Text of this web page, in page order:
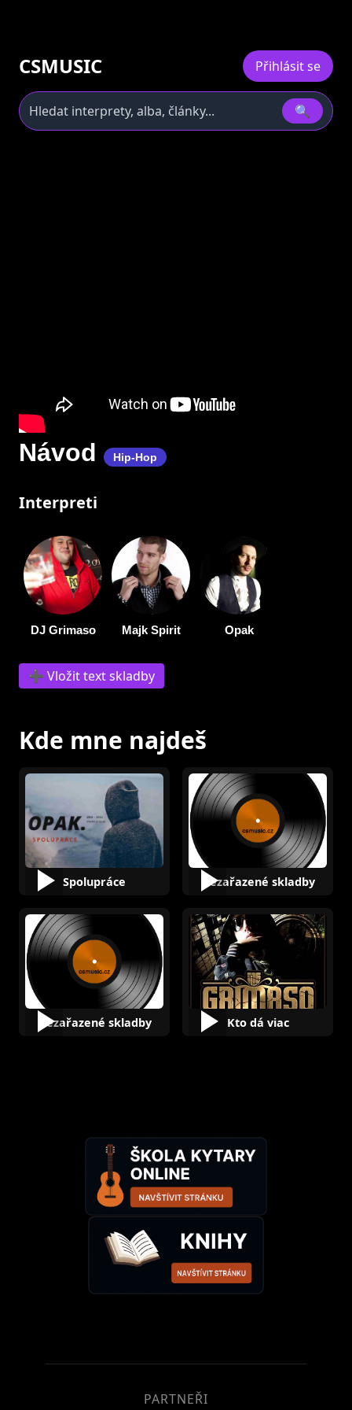
CSMUSIC Přihlásit se
🔍
Návod Hip-Hop
Interpreti
DJ Grimaso Majk Spirit Opak
➕ Vložit text skladby
Kde mne najdeš
Spolupráce Nezařazené skladby
Nezařazené skladby Kto dá viac
PARTNEŘI